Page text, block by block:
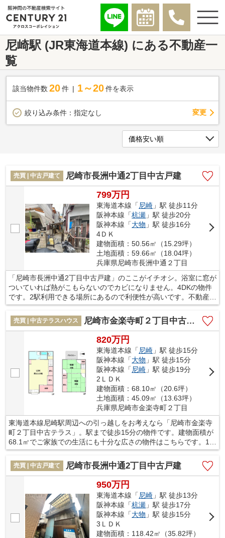
尼崎駅 (JR東海道本線) にある不動産一
覧
該当物件数 20件 1～20 件を表示
絞り込み条件： 指定なし 変更
売買 | 中古戸建て 尼崎市長洲中通2丁目中古戸建
799万円
東海道本線「 尼崎 」駅 徒歩11分
阪神本線「杭瀬 」駅 徒歩20分
阪神本線「大物 」駅 徒歩16分
4ＤＫ
建物面積：50.56㎡（15.29坪）
土地面積：59.66㎡（18.04坪）
兵庫県尼崎市長洲中通２丁目
「尼崎市長洲中通2丁目中古戸建」のここがイチオシ。浴室に窓が
ついていれば熱がこもらないのでカビになりません。4DKの物件
です。2駅利用できる場所にあるので利便性が高いです。不動産を
購入するなら、住環境は非常に重視するべき点です。尼崎市は住
み良い環境が整っているので、不動産を購入するにはお勧めの地
域ですよ。
売買 | 中古テラスハウス 尼崎市金楽寺町２丁目中古テラス
820万円
東海道本線「 尼崎 」駅 徒歩15分
阪神本線「大物 」駅 徒歩15分
阪神本線「 尼崎 」駅 徒歩19分
2ＬＤＫ
建物面積：68.10㎡（20.6坪）
土地面積：45.09㎡（13.63坪）
兵庫県尼崎市金楽寺町２丁目
東海道本線尼崎駅周辺への引っ越しをお考えなら「尼崎市金楽寺
町２丁目中古テラス」。駅まで徒歩15分の物件です。建物面積が
68.1㎡でご家族での生活にも十分な広さの物件はこちらです。12
帖以上あるLDKで、家事をしながらも家族との時間を楽しめま
す。尼崎市エリアと東海道本線尼崎付近の不動産探しなら、当社
がオススメです。当社でなら、きっとお客様のご希望に合った一
戸建てが見つかるでしょう。
売買 | 中古戸建て 尼崎市長洲中通2丁目中古戸建
950万円
東海道本線「 尼崎 」駅 徒歩13分
阪神本線「杭瀬 」駅 徒歩17分
阪神本線「大物 」駅 徒歩15分
3ＬＤＫ
建物面積：118.42㎡（35.82坪）